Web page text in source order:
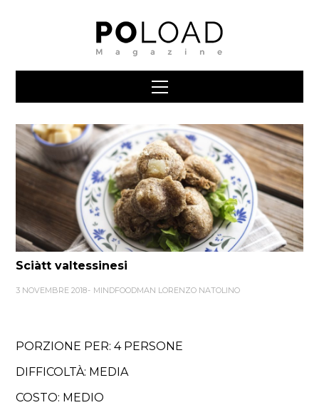
Sciàtt valtessinesi
3 NOVEMBRE 2018 MINDFOODMAN LORENZO NATOLINO
PORZIONE PER: 4 PERSONE
DIFFICOLTÀ: MEDIA
COSTO: MEDIO